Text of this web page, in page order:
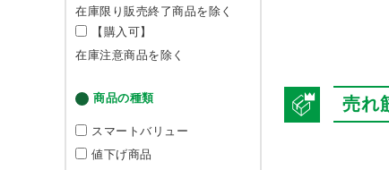
在庫限り販売終了商品を除く
【購入可】
在庫注意商品を除く
商品の種類
スマートバリュー
値下げ商品
売れ